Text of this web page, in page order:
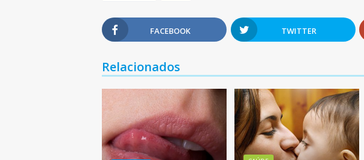
FACEBOOK TWITTER
Relacionados